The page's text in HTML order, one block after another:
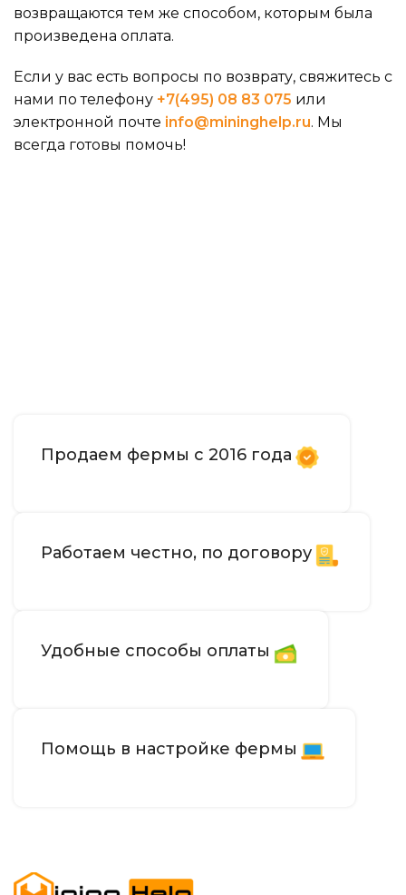
возвращаются тем же способом, которым была
произведена оплата.
Если у вас есть вопросы по возврату, свяжитесь с
нами по телефону +7(495) 08 83 075 или
электронной почте info@mininghelp.ru. Мы
всегда готовы помочь!
Продаем фермы с 2016 года
Работаем честно, по договору
Удобные способы оплаты
Помощь в настройке фермы